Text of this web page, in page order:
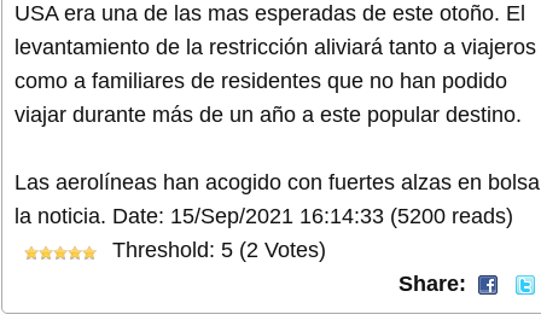
USA era una de las mas esperadas de este otoño. El
levantamiento de la restricción aliviará tanto a viajeros
como a familiares de residentes que no han podido
viajar durante más de un año a este popular destino.
Las aerolíneas han acogido con fuertes alzas en bolsa
la noticia. Date: 15/Sep/2021 16:14:33 (5200 reads)
Threshold: 5 (2 Votes)
Share: